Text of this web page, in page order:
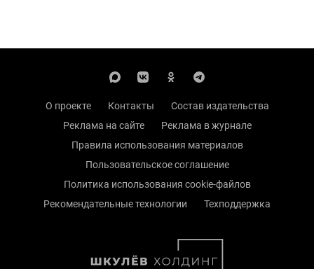
О проекте Контакты
Состав издательства
Реклама на сайте
Реклама в журнале
Правила использования материалов
Пользовательское соглашение
Политика использования cookie-файлов
Рекомендательные технологии
Техподдержка